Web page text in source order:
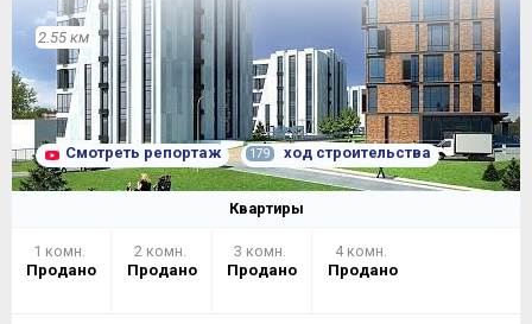
2.55 км
Смотреть репортаж 179 ход строительства
Квартиры
1 комн.
Продано
2 комн.
Продано
3 комн.
Продано
4 комн.
Продано